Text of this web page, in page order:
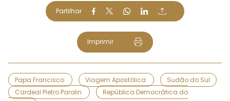
Partilhar
Imprimir
Papa Francisco Viagem Apostólica
Sudão do Sul
Cardeal Pietro Parolin
República Democrática do